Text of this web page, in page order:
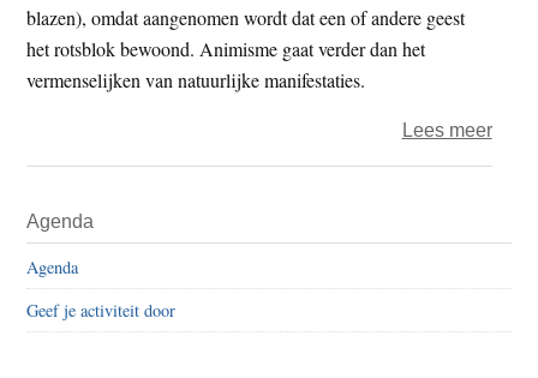
blazen), omdat aangenomen wordt dat een of andere geest
het rotsblok bewoond. Animisme gaat verder dan het
vermenselijken van natuurlijke manifestaties.
Lees meerover
Sidebar
Agenda
Agenda
Geef je activiteit door